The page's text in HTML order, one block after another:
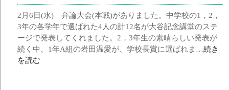
2月6日(水) 弁論大会(本戦)がありました。中学校の1，2，
3年の各学年で選ばれた4人の計12名が大谷記念講堂のステ
ージで発表してくれました。2，3年生の素晴らしい発表が
続く中、1年A組の岩田温愛が、学校長賞に選ばれま…続き
を読む